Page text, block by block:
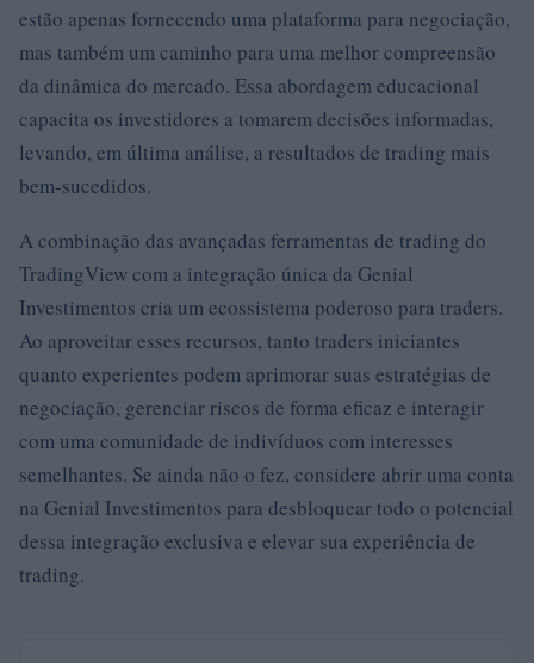
estão apenas fornecendo uma plataforma para negociação,
mas também um caminho para uma melhor compreensão
da dinâmica do mercado. Essa abordagem educacional
capacita os investidores a tomarem decisões informadas,
levando, em última análise, a resultados de trading mais
bem-sucedidos.
A combinação das avançadas ferramentas de trading do
TradingView com a integração única da Genial
Investimentos cria um ecossistema poderoso para traders.
Ao aproveitar esses recursos, tanto traders iniciantes
quanto experientes podem aprimorar suas estratégias de
negociação, gerenciar riscos de forma eficaz e interagir
com uma comunidade de indivíduos com interesses
semelhantes. Se ainda não o fez, considere abrir uma conta
na Genial Investimentos para desbloquear todo o potencial
dessa integração exclusiva e elevar sua experiência de
trading.